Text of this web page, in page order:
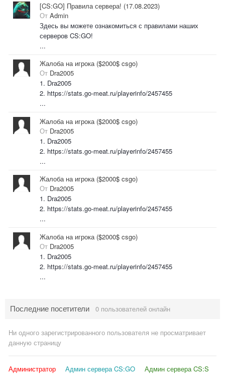
[CS:GO] Правила сервера! (17.08.2023)
От Admin
Здесь вы можете ознакомиться с правилами наших
серверов CS:GO!
...
Жалоба на игрока ($2000$ csgo)
От Dra2005
1. Dra2005
2. https://stats.go-meat.ru/playerinfo/2457455
...
Жалоба на игрока ($2000$ csgo)
От Dra2005
1. Dra2005
2. https://stats.go-meat.ru/playerinfo/2457455
...
Жалоба на игрока ($2000$ csgo)
От Dra2005
1. Dra2005
2. https://stats.go-meat.ru/playerinfo/2457455
...
Жалоба на игрока ($2000$ csgo)
От Dra2005
1. Dra2005
2. https://stats.go-meat.ru/playerinfo/2457455
...
Последние посетители 0 пользователей онлайн
Ни одного зарегистрированного пользователя не просматривает
данную страницу
Администратор Админ сервера CS:GO
Админ сервера CS:S